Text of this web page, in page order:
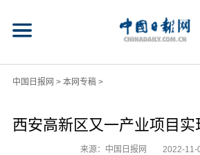
中国日报网 > 本网专稿>
西安高新区又一产业项目实
来源：中国日报网 2022-11-